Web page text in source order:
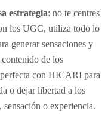
estrategia: no te centres
los UGC, utiliza todo lo
generar sensaciones y
de los
con HICARI para
o dejar libertad a los
sensación o experiencia.